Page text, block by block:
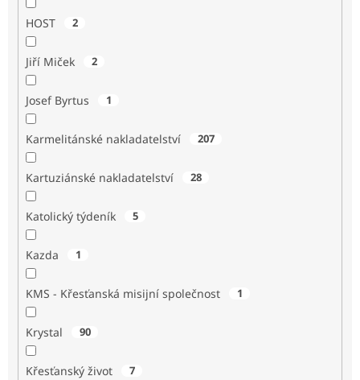
HOST 2
Jiří Miček 2
Josef Byrtus 1
Karmelitánské nakladatelství 207
Kartuziánské nakladatelství 28
Katolický týdeník 5
Kazda 1
KMS - Křesťanská misijní společnost 1
Krystal 90
Křesťanský život 7